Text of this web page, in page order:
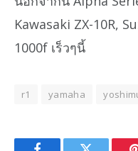
Kawasaki ZX-10R,
1000f เร็วๆนี้
r1 yamaha